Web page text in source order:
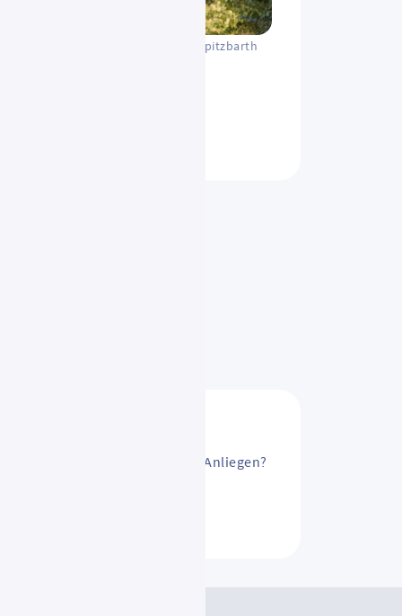
HMWEVW – Corinna Spitzbarth
Ausflügler
ändern? Oder ein anderes Anliegen?